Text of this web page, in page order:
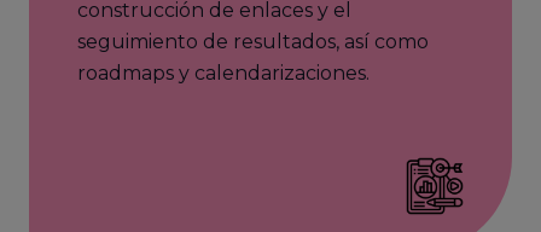
construcción de enlaces y el
seguimiento de resultados, así como
roadmaps y calendarizaciones.